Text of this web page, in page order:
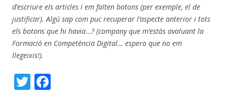
d’escriure els articles i em falten botons (per exemple, el de
justificar). Algú sap com puc recuperar l’aspecte anterior i tots
els botons que hi havia…? (company que m’estàs avaluant la
Formació en Competència Digital… espero que no em
llegeixis!).
T